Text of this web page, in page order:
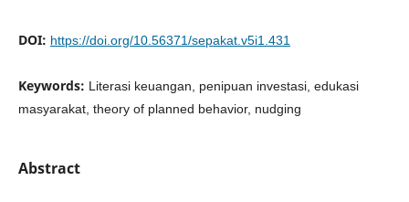
DOI: https://doi.org/10.56371/sepakat.v5i1.431
Keywords: Literasi keuangan, penipuan investasi, edukasi
masyarakat, theory of planned behavior, nudging
Abstract